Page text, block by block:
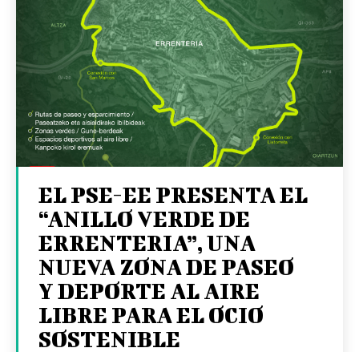
EL PSE-EE PRESENTA EL
“ANILLO VERDE DE
ERRENTERIA”, UNA
NUEVA ZONA DE PASEO
Y DEPORTE AL AIRE
LIBRE PARA EL OCIO
SOSTENIBLE